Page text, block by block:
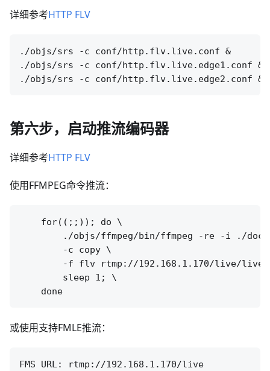
详细参考HTTP FLV
./objs/srs -c conf/http.flv.live.conf &
./objs/srs -c conf/http.flv.live.edge1.conf &
第六步，启动推流编码器
详细参考HTTP FLV
使用FFMPEG命令推流：
    for((;;)); do \
./objs/ffmpeg/bin/ffmpeg -re -i ./
        -c copy \
-f flv rtmp://192.168.1.170/live/
        sleep 1; \
或使用支持FMLE推流：
FMS URL: rtmp://192.168.1.170/live